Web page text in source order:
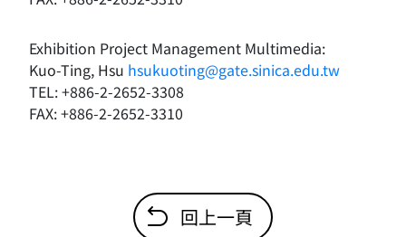
Exhibition Project Management Multimedia:
Kuo-Ting, Hsu hsukuoting@gate.sinica.edu.tw
TEL: +886-2-2652-3308
FAX: +886-2-2652-3310
回上一頁